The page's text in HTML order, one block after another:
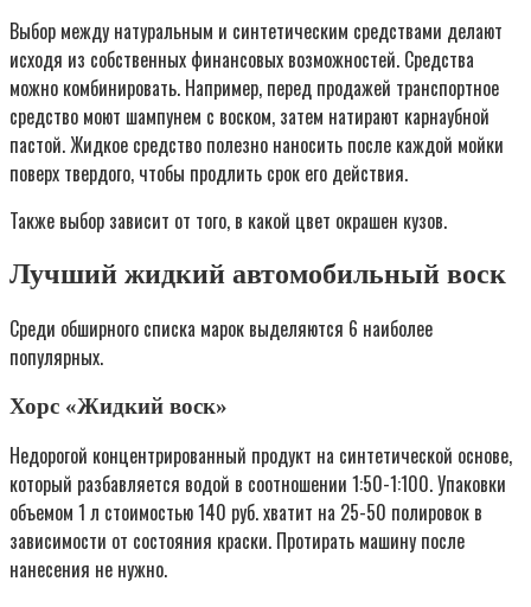
Выбор между натуральным и синтетическим средствами делают
исходя из собственных финансовых возможностей. Средства
можно комбинировать. Например, перед продажей транспортное
средство моют шампунем с воском, затем натирают карнаубной
пастой. Жидкое средство полезно наносить после каждой мойки
поверх твердого, чтобы продлить срок его действия.
Также выбор зависит от того, в какой цвет окрашен кузов.
Лучший жидкий автомобильный воск
Среди обширного списка марок выделяются 6 наиболее
популярных.
Хорс «Жидкий воск»
Недорогой концентрированный продукт на синтетической основе,
который разбавляется водой в соотношении 1:50-1:100. Упаковки
объемом 1 л стоимостью 140 руб. хватит на 25-50 полировок в
зависимости от состояния краски. Протирать машину после
нанесения не нужно.